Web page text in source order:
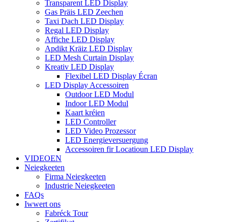
Transparent LED Display
Gas Präis LED Zeechen
Taxi Dach LED Display
Regal LED Display
Affiche LED Display
Apdikt Kräiz LED Display
LED Mesh Curtain Display
Kreativ LED Display
Flexibel LED Display Écran
LED Display Accessoiren
Outdoor LED Modul
Indoor LED Modul
Kaart kréien
LED Controller
LED Video Prozessor
LED Energieversuergung
Accessoiren fir Locatioun LED Display
VIDEOEN
Neiegkeeten
Firma Neiegkeeten
Industrie Neiegkeeten
FAQs
Iwwert ons
Fabréck Tour